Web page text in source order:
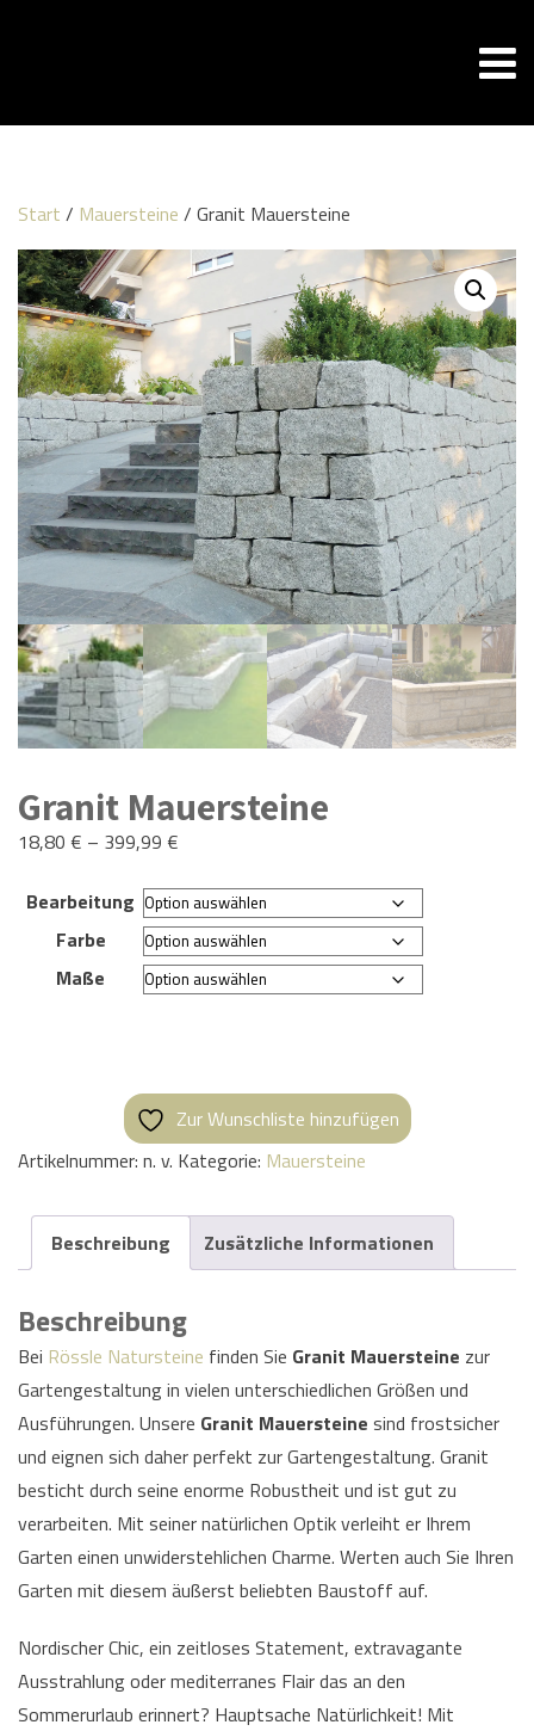
Start / Mauersteine / Granit Mauersteine
Granit Mauersteine
18,80 € – 399,99 €
Bearbeitung
Farbe
Maße
Zur Wunschliste hinzufügen
Artikelnummer: n. v. Kategorie: Mauersteine
Beschreibung Zusätzliche Informationen
Beschreibung
Bei Rössle Natursteine finden Sie Granit Mauersteine zur
Gartengestaltung in vielen unterschiedlichen Größen und
Ausführungen. Unsere Granit Mauersteine sind frostsicher
und eignen sich daher perfekt zur Gartengestaltung. Granit
besticht durch seine enorme Robustheit und ist gut zu
verarbeiten. Mit seiner natürlichen Optik verleiht er Ihrem
Garten einen unwiderstehlichen Charme. Werten auch Sie Ihren
Garten mit diesem äußerst beliebten Baustoff auf.
Nordischer Chic, ein zeitloses Statement, extravagante
Ausstrahlung oder mediterranes Flair das an den
Sommerurlaub erinnert? Hauptsache Natürlichkeit! Mit